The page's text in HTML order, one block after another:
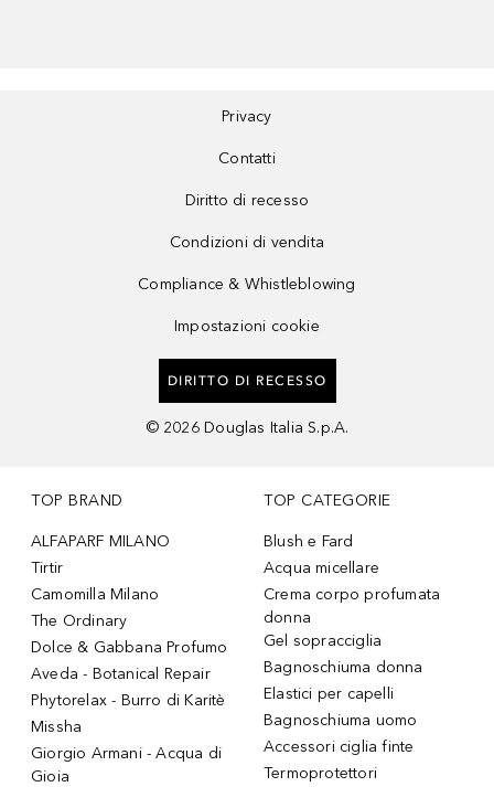
Privacy
Contatti
Diritto di recesso
Condizioni di vendita
Compliance & Whistleblowing
Impostazioni cookie
DIRITTO DI RECESSO
© 2026 Douglas Italia S.p.A.
TOP BRAND
ALFAPARF MILANO
Tirtir
Camomilla Milano
The Ordinary
Dolce & Gabbana Profumo
Aveda - Botanical Repair
Phytorelax - Burro di Karitè
Missha
Giorgio Armani - Acqua di
Gioia
TOP CATEGORIE
Blush e Fard
Acqua micellare
Crema corpo profumata
donna
Gel sopracciglia
Bagnoschiuma donna
Elastici per capelli
Bagnoschiuma uomo
Accessori ciglia finte
Termoprotettori